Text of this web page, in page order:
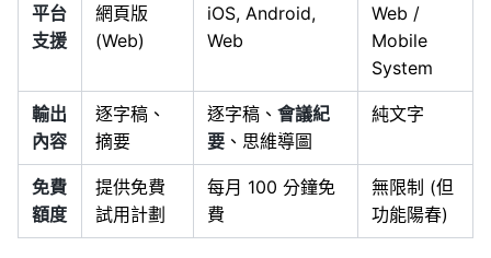
平台
支援
網頁版
(Web)
iOS, Android,
Web
Web /
Mobile
System
輸出
內容
逐字稿、
摘要
逐字稿、 會議紀
要 、思維導圖
純文字
免費
額度
提供免費
試用計劃
每月 100 分鐘免
費
無限制 (但
功能陽春)